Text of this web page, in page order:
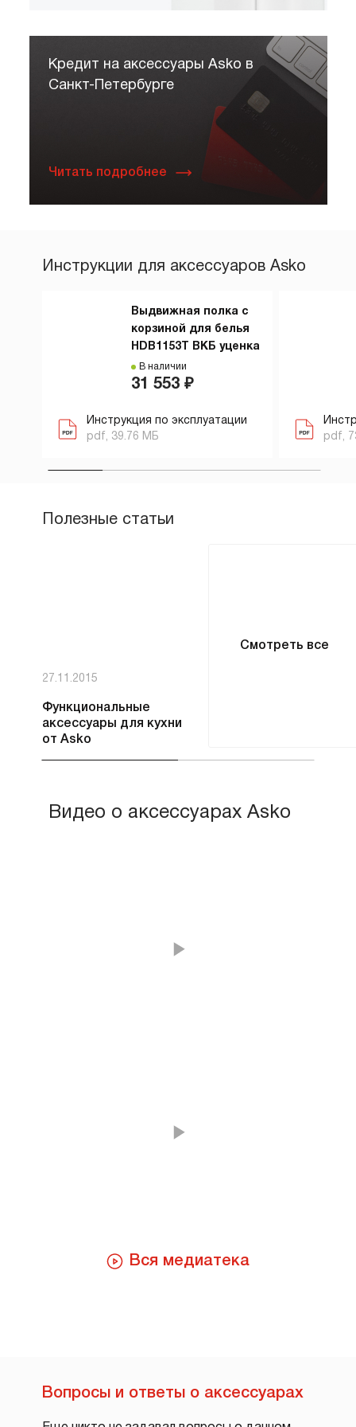
Кредит на аксессуары Asko в
Санкт-Петербурге
Читать подробнее
Инструкции для аксессуаров Asko
Выдвижная полка с
корзиной для белья
HDB1153T ВКБ уценка
В наличии
31 553 ₽
Инструкция по эксплуатации
pdf, 39.76 МБ
pdf,
Полезные статьи
27.11.2015
Функциональные
аксессуары для кухни
от Asko
Смотреть все
Видео о аксессуарах Asko
Вся медиатека
Вопросы и ответы о аксессуарах